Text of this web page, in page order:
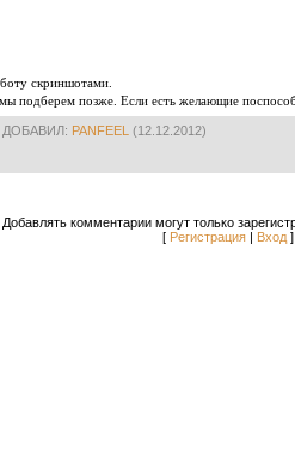
скриншотами.
подберем позже. Если есть желающие
ДОБАВИЛ: PANFEEL (12.12.2012)
Добавлять комментарии могут только
[ Регистрация | Вход ]